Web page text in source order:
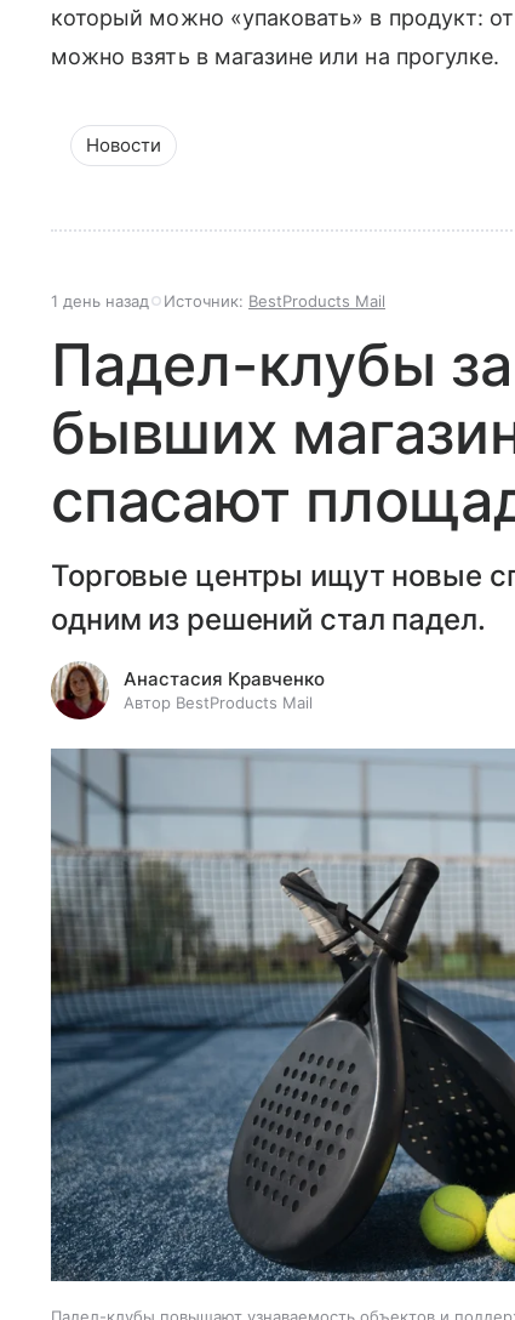
который можно «упаковать» в продукт:
можно взять в магазине или на прогулке.
Новости
1 день назад Источник: BestProducts Mail
Падел-клубы
бывших
спасают
Торговые центры ищут новые
одним из решений стал падел.
Анастасия Кравченко
Автор BestProducts Mail